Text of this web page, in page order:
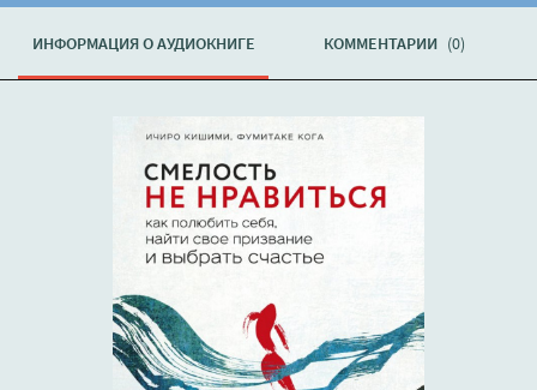
ИНФОРМАЦИЯ О АУДИОКНИГЕ КОММЕНТАРИИ (0)